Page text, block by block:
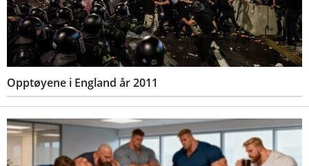
Opptøyene i England år 2011